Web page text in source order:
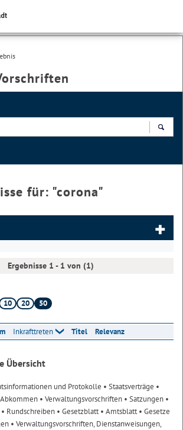
für: "corona"
Ergebnisse 1 - 1 von (1)
10 20 50
Inkrafttreten Titel Relevanz
Übersicht
und Protokolle • Staatsverträge •
• Verwaltungsvorschriften • Satzungen •
• Rundschreiben • Gesetzblatt• Amtsblatt• Gesetze
• Verwaltungsvorschriften, Dienstanweisungen,